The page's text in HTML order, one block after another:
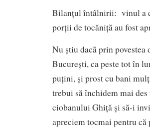
Bilanțul întâlnirii: vinul a
porții de tocăniță au fost
Nu știu dacă prin povestea
București, ca peste tot în
puțini, și prost cu bani
trebui să închidem mai
ciobanului Ghiță și să-i
apreciem tocmai pentru